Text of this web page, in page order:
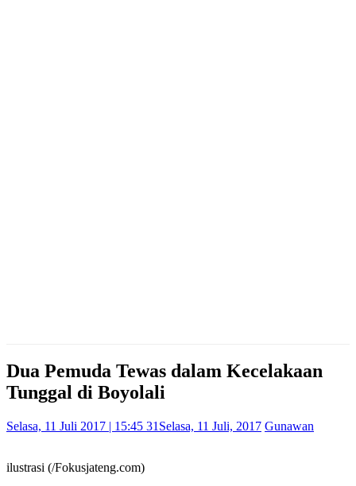
Dua Pemuda Tewas dalam Kecelakaan
Tunggal di Boyolali
Selasa, 11 Juli 2017 | 15:45 31 Selasa, 11 Juli, 2017 Gunawan
ilustrasi (/Fokusjateng.com)